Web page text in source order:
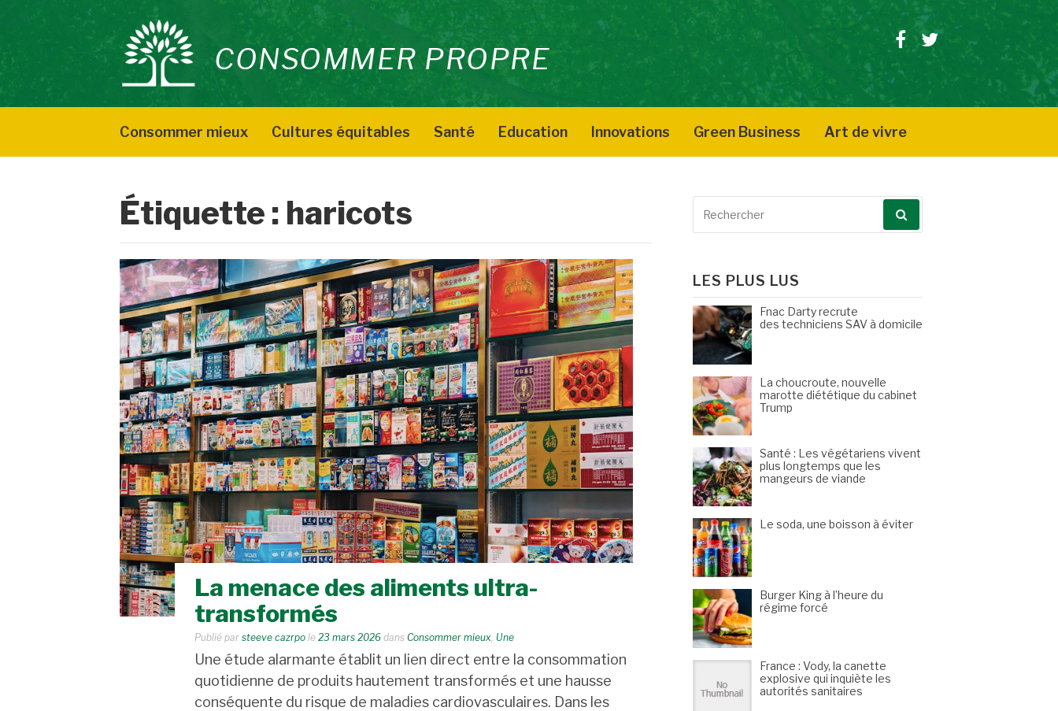
contenu
CONSOMMER PROPRE
Facebook
Twitter
Consommer mieux Cultures équitables Santé Education Innovations Green Business Art de vivre
Étiquette : haricots
La menace des aliments ultra-
transformés
Publié par steeve cazrpo le 23 mars 2026 dans Consommer mieux, Une
Une étude alarmante établit un lien direct entre la consommation
quotidienne de produits hautement transformés et une hausse
conséquente du risque de maladies cardiovasculaires. Dans les
LES PLUS LUS
Fnac Darty recrute
des techniciens SAV à domicile
La choucroute, nouvelle
marotte diététique du cabinet
Trump
Santé : Les végétariens vivent
plus longtemps que les
mangeurs de viande
Le soda, une boisson à éviter
Burger King à l’heure du
régime forcé
France : Vody, la canette
explosive qui inquiète les
autorités sanitaires